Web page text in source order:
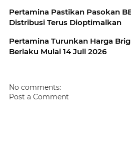
Pertamina Pastikan Pasokan
Distribusi Terus Dioptimalkan
Pertamina Turunkan Harga
Berlaku Mulai 14 Juli 2026
No comments:
Post a Comment